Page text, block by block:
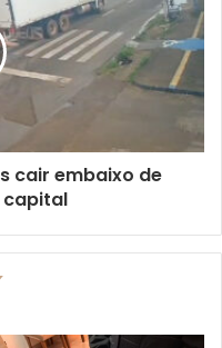
cair embaixo de
capital